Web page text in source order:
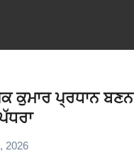
ਕੁਮਾਰ ਪ੍ਰਧਾਨ ਬਣਨ
2026